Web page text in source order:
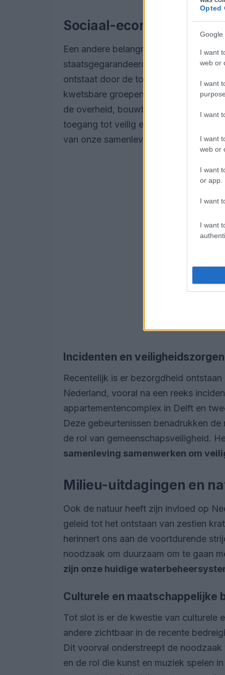
Opted
Google
I want
web or
I want
I want
I want
web or
I want
or app.
I want
I want
Sociaal-economische
Een andere belangrijke kwestie die
staatsgegarandeerde hypotheken
ontstaat door de toenemende vraag
kwetsbare groepen. Het vraagt om
de overheid, bouwbedrijven en
toegang tot veilig en betaalbaar
van onze samenleving.
Heb jij of
Incidenten en veiligheidszorgen
Recentelijk is er bezorgdheid
Nederland, vooral na een reeks
appartementencomplex in Delft en
Deze gebeurtenissen benadrukken
de rol van gemeenschapsveiligheid.
samenleving samenwerken om
Milieu-uitdagingen en
Ook de natuur heeft zijn invloed op
geleid tot het ontstaan van zestien
herinnert ons aan de voortdurende
noodzaak om duurzaam om te gaan
zijn onze huidige
Culturele en maatschappelijke
Tot slot is er de kwestie van culturele
andere zichtbaar in de recente
Dit voorval onderstreept de
en de rol die kunst en muziek spelen